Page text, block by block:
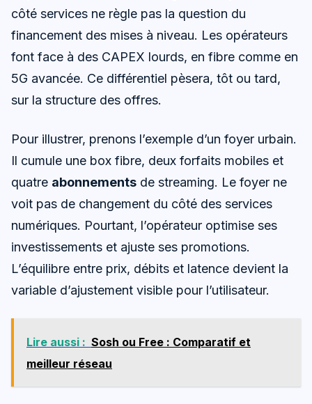
côté services ne règle pas la question du
financement des mises à niveau. Les opérateurs
font face à des CAPEX lourds, en fibre comme en
5G avancée. Ce différentiel pèsera, tôt ou tard,
sur la structure des offres.
Pour illustrer, prenons l’exemple d’un foyer urbain.
Il cumule une box fibre, deux forfaits mobiles et
quatre abonnements de streaming. Le foyer ne
voit pas de changement du côté des services
numériques. Pourtant, l’opérateur optimise ses
investissements et ajuste ses promotions.
L’équilibre entre prix, débits et latence devient la
variable d’ajustement visible pour l’utilisateur.
Lire aussi : Sosh ou Free : Comparatif et
meilleur réseau